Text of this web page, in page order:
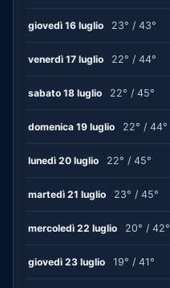
giovedì 16 luglio 23° / 43°
venerdì 17 luglio 22° / 44°
sabato 18 luglio 22° / 45°
domenica 19 luglio 22° / 44°
lunedì 20 luglio 22° / 45°
martedì 21 luglio 23° / 45°
mercoledì 22 luglio 20° / 42°
giovedì 23 luglio 19° / 41°